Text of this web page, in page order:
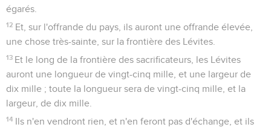
égarés.
12 Et, sur l'offrande du pays, ils auront une offrande élevée,
une chose très-sainte, sur la frontière des Lévites.
13 Et le long de la frontière des sacrificateurs, les Lévites
auront une longueur de vingt-cinq mille, et une largeur de
dix mille ; toute la longueur sera de vingt-cinq mille, et la
largeur, de dix mille.
14 Ils n'en vendront rien, et n'en feront pas d'échange, et ils